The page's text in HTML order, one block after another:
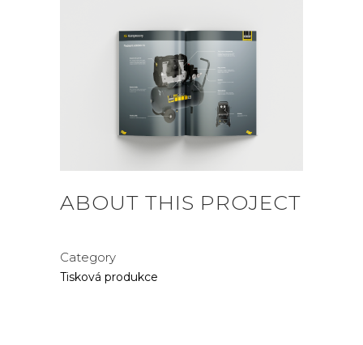
ABOUT THIS PROJECT
Category
Tisková produkce